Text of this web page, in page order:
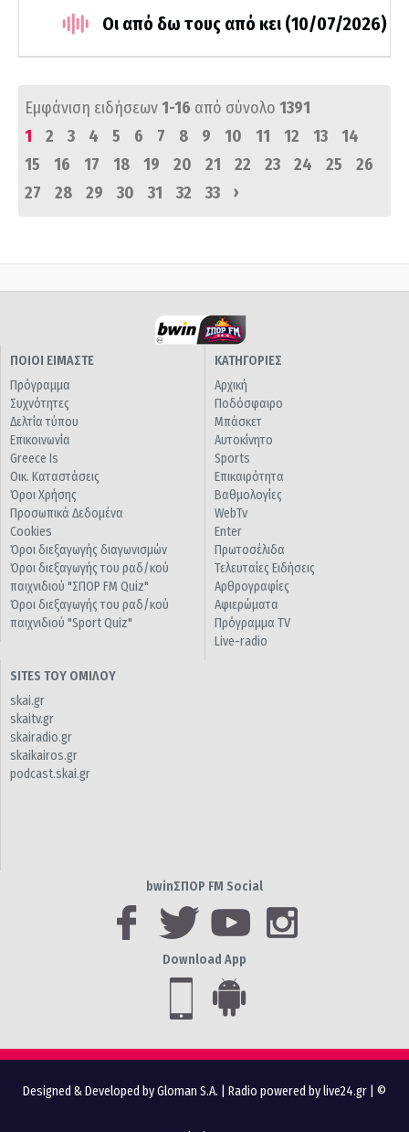
Οι από δω τους από κει (10/07/2026)
Εμφάνιση ειδήσεων1-16 από σύνολο 1391
1
2 3 4 5 6 7 8 9 10 11 12 13
14
15
16 17 18 19 20 21 22 23 24 25
26
27
28 29 30 31 32 33 ›
ΠΟΙΟΙ ΕΙΜΑΣΤΕ
Πρόγραμμα
Συχνότητες
Δελτία τύπου
Επικοινωνία
Greece Is
Οικ. Καταστάσεις
Όροι Χρήσης
Προσωπικά Δεδομένα
Cookies
Όροι διεξαγωγής διαγωνισμών
Όροι διεξαγωγής του ραδ/κού
παιχνιδιού "ΣΠΟΡ FM Quiz"
Όροι διεξαγωγής του ραδ/κού
παιχνιδιού "Sport Quiz"
ΚΑΤΗΓΟΡΙΕΣ
Αρχική
Ποδόσφαιρο
Μπάσκετ
Αυτοκίνητο
Sports
Επικαιρότητα
Βαθμολογίες
WebTv
Enter
Πρωτοσέλιδα
Τελευταίες Ειδήσεις
Αρθρογραφίες
Αφιερώματα
Πρόγραμμα TV
Live-radio
SITES ΤΟΥ ΟΜΙΛΟΥ
skai.gr
skaitv.gr
skairadio.gr
skaikairos.gr
podcast.skai.gr
bwinΣΠΟΡ FM Social
Download App
Designed & Developed by Gloman S.A. Radio powered by live24.gr | ©